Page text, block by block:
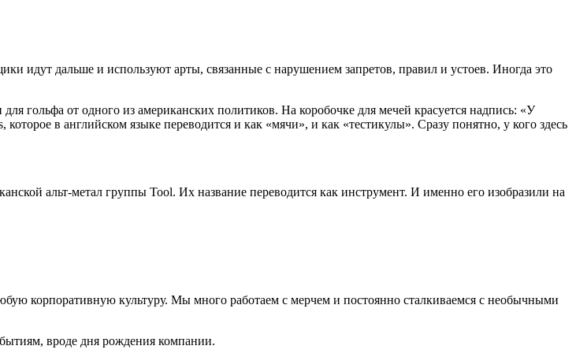
идут дальше и используют арты, связанные с нарушением запретов, правил и устоев. Иногда это
гольфа от одного из американских политиков. На коробочке для мечей красуется надпись: «У
в английском языке переводится и как «мячи», и как «тестикулы». Сразу понятно, у кого здесь
альт-метал группы Tool. Их название переводится как инструмент. И именно его изобразили на
корпоративную культуру. Мы много работаем с мерчем и постоянно сталкиваемся с необычными
вроде дня рождения компании.